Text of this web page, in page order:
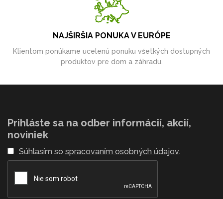
NAJŠIRŠIA PONUKA V EURÓPE
Klientom ponúkame ucelenú ponuku všetkých dostupných
produktov pre dom a záhradu.
Prihláste sa na odber informácií, akcií,
noviniek
Súhlasím so spracovaním osobných údajov.